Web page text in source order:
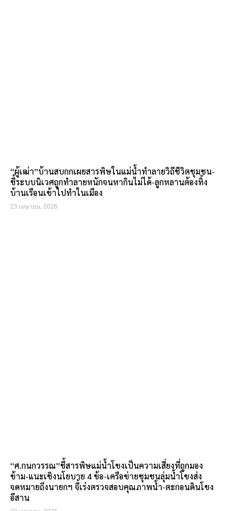
“ผู้เฒ่า”บ้านสบกกเผยสารพิษในแม่น้ำทำลายวิถีชีวิตชุมชน-
ชี้ระบบนิเวศถูกทำลายหนักจนหากินไม่ได้-ลูกหลานต้องทิ้ง
บ้านเรือนเข้าไปทำในเมือง
23 เมษายน, 2026
“ศ.กนกวรรณ”ชี้สารพิษแม่น้ำโขงเป็นความเสี่ยงที่ถูกมอง
ข้าม-แนะเชิงนโยบาย 4 ข้อ-เครือข่ายชุมชนลุ่มน้ำโขงส่ง
จดหมายถึงนายกฯ จี้เร่งตรวจสอบคุณภาพน้ำ-ตะกอนดินโขง
อีสาน